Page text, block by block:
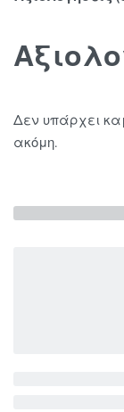
Δεν υπάρχει
ακόμη.